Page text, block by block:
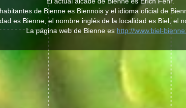
de Bienne es Biennois y el idioma oficial de
es Bienne, el nombre inglés de la localidad es Biel, el
La página web de Bienne eshttp://www.biel-